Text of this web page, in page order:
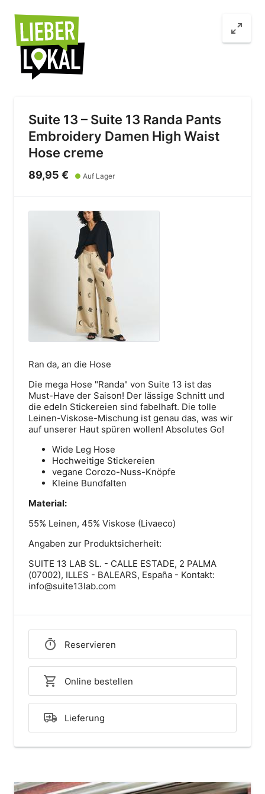
30449 Hannover
Route anzeigen
Suite 13 – Suite 13 Randa Pants
Embroidery Damen High Waist
Hose creme
89,95 € ● Auf Lager
Ran da, an die Hose
Die mega Hose "Randa" von Suite 13 ist das
Must-Have der Saison! Der lässige Schnitt und
die edeln Stickereien sind fabelhaft. Die tolle
Leinen-Viskose-Mischung ist genau das, was wir
auf unserer Haut spüren wollen! Absolutes Go!
Wide Leg Hose
Hochweitige Stickereien
vegane Corozo-Nuss-Knöpfe
Kleine Bundfalten
Material:
55% Leinen, 45% Viskose (Livaeco)
Angaben zur Produktsicherheit:
SUITE 13 LAB SL. - CALLE ESTADE, 2 PALMA
(07002), ILLES - BALEARS, España - Kontakt:
info@suite13lab.com
Reservieren
Online bestellen
Lieferung